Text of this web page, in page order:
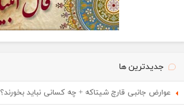
جدیدترین ها
عوارض جانبی قارچ شیتاکه + چه کسانی نباید بخورند؟